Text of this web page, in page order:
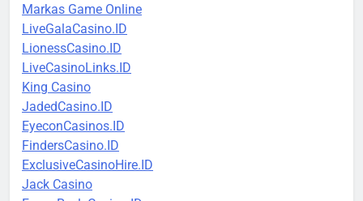
Markas Game Online
LiveGalaCasino.ID
LionessCasino.ID
LiveCasinoLinks.ID
King Casino
JadedCasino.ID
EyeconCasinos.ID
FindersCasino.ID
ExclusiveCasinoHire.ID
Jack Casino